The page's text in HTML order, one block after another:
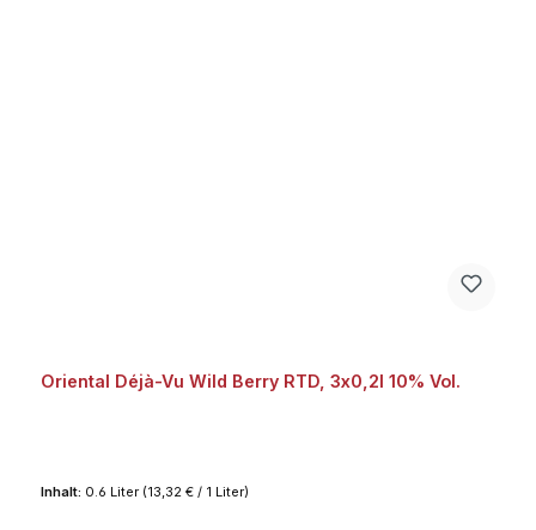
Oriental Déjà-Vu Wild Berry RTD, 3x0,2l 10% Vol.
Inhalt: 0.6 Liter (13,32 € / 1 Liter)